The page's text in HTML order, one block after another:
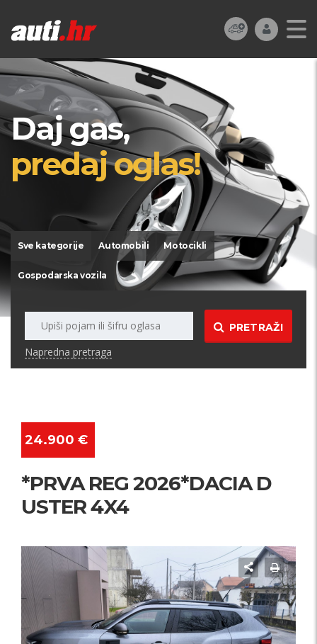
Daj gas,
predaj oglas!
Sve kategorije Automobili Motocikli
Gospodarska vozila
PRETRAŽI
Napredna pretraga
24.900 €
*PRVA REG 2026*DACIA D
USTER 4X4